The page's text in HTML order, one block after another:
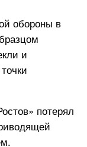
обороны в
и
потерял